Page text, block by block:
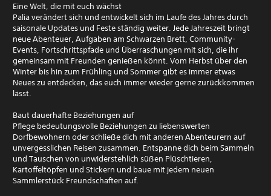
Eine Welt, die mit euch wächst
Palia verändert sich und entwickelt sich im Laufe des Jahres durch
saisonale Updates und Feste ständig weiter. Jede Jahreszeit bringt
neue Abenteuer, Aufgaben am Schwarzen Brett, Community-
Events, Fortschrittspfade und Überraschungen mit sich, die ihr
gemeinsam mit Freunden genießen könnt. Vom Herbst über den
Winter bis hin zum Frühling und Sommer gibt es immer etwas
Neues zu entdecken, das euch immer wieder gerne zurückkommen
lässt.
Baut dauerhafte Beziehungen auf
Pflege bedeutungsvolle Beziehungen zu liebenswerten
Dorfbewohnern oder schließe dich mit anderen Abenteurern auf
unvergesslichen Reisen zusammen. Entspanne dich beim Sammeln
und Tauschen von unwiderstehlich süßen Plüschtieren,
Kartoffeltöpfen und Stickern und baue mit jedem neuen
Sammlerstück Freundschaften auf.